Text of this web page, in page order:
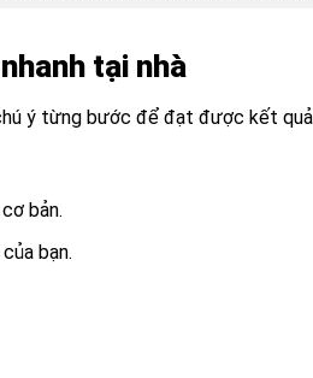
tại nhà
ý từng bước để đạt được kết
bản.
bạn.